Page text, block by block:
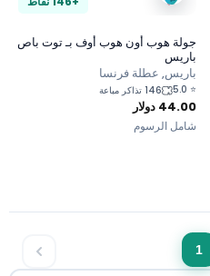
جولة هوب أون هوب أوف بـ توت باص
باريس
باريس, عطلة فرنسا
5.0 146 تذاكر مباعة
44.00دولار
شامل الرسوم